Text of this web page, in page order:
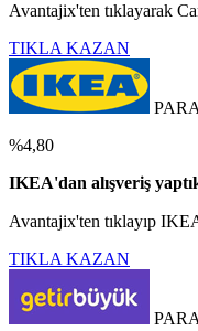
Avantajix'ten tıklayarak
TIKLA KAZAN
%4,80
IKEA'dan alışveriş
Avantajix'ten tıklayıp
TIKLA KAZAN